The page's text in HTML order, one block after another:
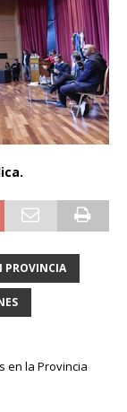
PROVINCIA
en la Provincia